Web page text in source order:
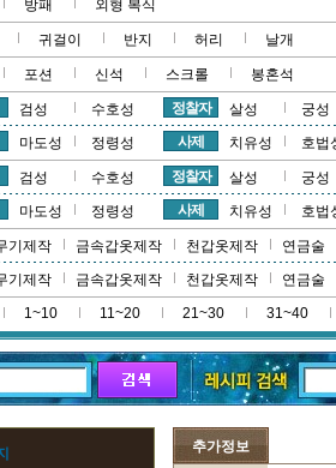
방패 외형 복식
귀걸이 반지 허리 날개
포션 신석 스크롤 봉혼석
검성 수호성 정찰자 살성
궁성
마도성 정령성 사제 치유성 호법
검성 수호성 정찰자 살성
궁성
마도성 정령성 사제 치유성 호법
기제작 금속갑옷제작 천갑옷제작 연금술
기제작 금속갑옷제작 천갑옷제작 연금술
1~10 11~20 21~30 31~40
추가정보